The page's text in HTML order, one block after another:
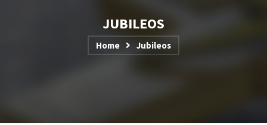
JUBILEOS
Home Jubileos